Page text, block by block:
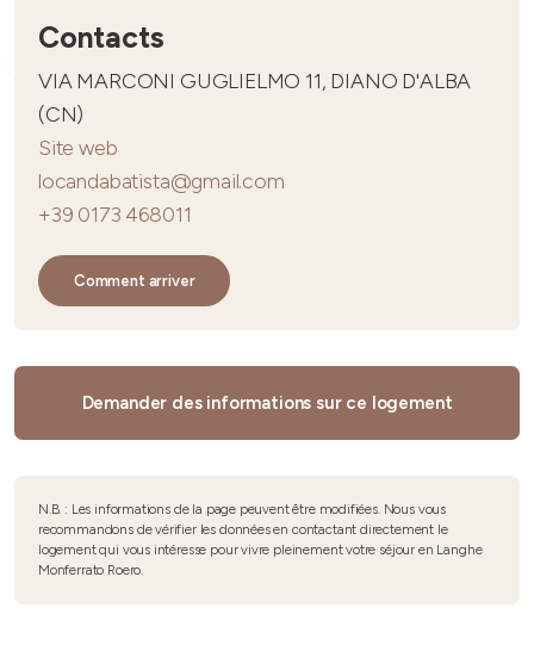
Contacts
VIA MARCONI GUGLIELMO 11, DIANO D'ALBA
(CN)
Site web
locandabatista@gmail.com
+39 0173 468011
Comment arriver
Demander des informations sur ce logement
N.B. : Les informations de la page peuvent être modifiées. Nous vous
recommandons de vérifier les données en contactant directement le
logement qui vous intéresse pour vivre pleinement votre séjour en Langhe
Monferrato Roero.